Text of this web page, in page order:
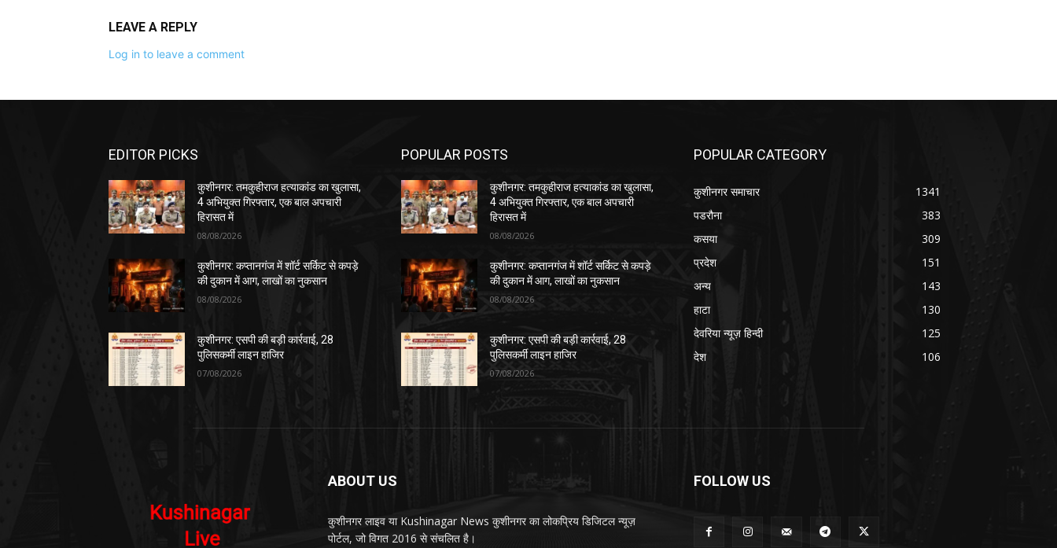
LEAVE A REPLY
Log in to leave a comment
EDITOR PICKS
कुशीनगर: तमकुहीराज हत्याकांड का खुलासा,
4 अभियुक्त गिरफ्तार, एक बाल अपचारी
हिरासत में
08/08/2026
कुशीनगर: कप्तानगंज में शॉर्ट सर्किट से कपड़े
की दुकान में आग, लाखों का नुकसान
08/08/2026
कुशीनगर: एसपी की बड़ी कार्रवाई, 28
पुलिसकर्मी लाइन हाजिर
07/08/2026
POPULAR POSTS
कुशीनगर: तमकुहीराज हत्याकांड का खुलासा,
4 अभियुक्त गिरफ्तार, एक बाल अपचारी
हिरासत में
08/08/2026
कुशीनगर: कप्तानगंज में शॉर्ट सर्किट से कपड़े
की दुकान में आग, लाखों का नुकसान
08/08/2026
कुशीनगर: एसपी की बड़ी कार्रवाई, 28
पुलिसकर्मी लाइन हाजिर
07/08/2026
POPULAR CATEGORY
कुशीनगर समाचार
1341
पडरौना
383
कसया
309
प्रदेश
151
अन्य
143
हाटा
130
देवरिया न्यूज़ हिन्दी
125
देश
106
ABOUT US
कुशीनगर लाइव या Kushinagar News कुशीनगर का लोकप्रिय डिजिटल न्यूज़
पोर्टल, जो विगत 2016 से संचलित है।
FOLLOW US